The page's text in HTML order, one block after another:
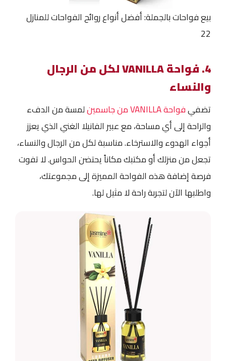
بيع فواحات بالجملة: أفضل أنواع روائح الفواحات للمنازل
22
4. فواحة VANILLA لكل من الرجال
والنساء
تضفيفواحة VANILLA من جاسمين
لمسة من الدفء
والراحة إلى أي مساحة، مع عبير الفانيلا الغني الذي يعزز
أجواء الهدوء والاسترخاء. مناسبة لكل من الرجال والنساء،
تجعل من منزلك أو مكتبك مكاناً يحتضن الحواس. لا تفوت
فرصة إضافة هذه الفواحة المميزة إلى مجموعتك،
واطلبها الآن لتجربة راحة لا مثيل لها.